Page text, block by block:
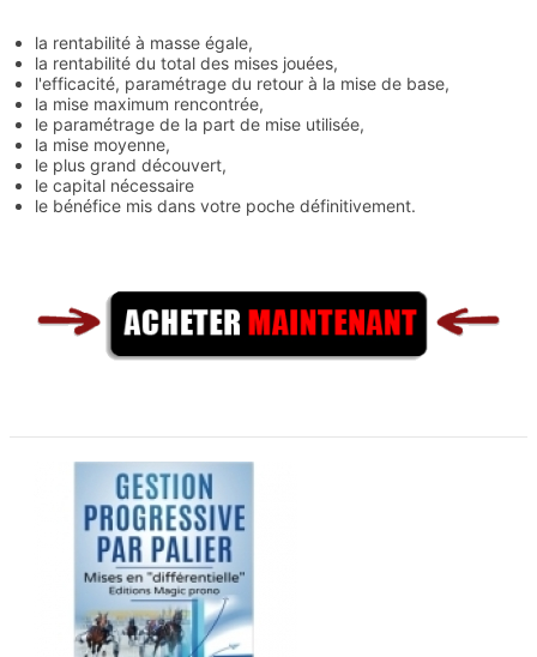
la rentabilité à masse égale,
la rentabilité du total des mises jouées,
l'efficacité, paramétrage du retour à la mise de base,
la mise maximum rencontrée,
le paramétrage de la part de mise utilisée,
la mise moyenne,
le plus grand découvert,
le capital nécessaire
le bénéfice mis dans votre poche définitivement.